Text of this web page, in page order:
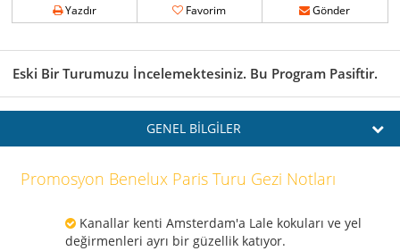
Yazdır Favorim Gönder
Eski Bir Turumuzu İncelemektesiniz. Bu Program Pasiftir.
GENEL BİLGİLER
Promosyon Benelux Paris Turu Gezi Notları
Kanallar kenti Amsterdam'a Lale kokuları ve yel
değirmenleri ayrı bir güzellik katıyor.